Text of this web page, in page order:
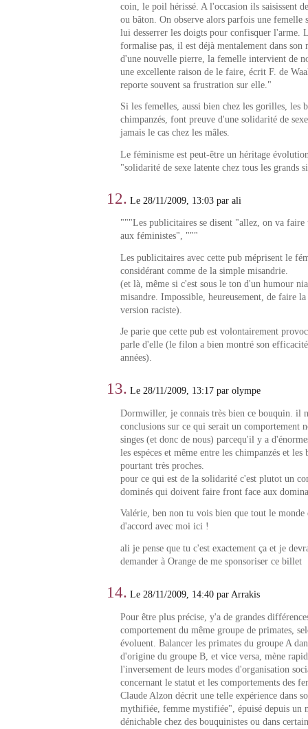
coin, le poil hérissé. A l'occasion ils saisissent
ou bâton. On observe alors parfois une femelle
lui desserrer les doigts pour confisquer l'arme.
formalise pas, il est déjà mentalement dans son
d'une nouvelle pierre, la femelle intervient de
une excellente raison de le faire, écrit F. de
reporte souvent sa frustration sur elle."
Si les femelles, aussi bien chez les gorilles, les
chimpanzés, font preuve d'une solidarité de
jamais le cas chez les mâles.
Le féminisme est peut-être un héritage
"solidarité de sexe latente chez tous les grands
12. Le 28/11/2009, 13:03 par ali
"""Les publicitaires se disent "allez, on va
aux féministes", """
Les publicitaires avec cette pub méprisent le
considérant comme de la simple misandrie.
(et là, même si c'est sous le ton d'un humour
misandre. Impossible, heureusement, de faire la
version raciste).
Je parie que cette pub est volontairement
parle d'elle (le filon a bien montré son efficacité
années).
13. Le 28/11/2009, 13:17 par olympe
Dormwiller, je connais très bien ce bouquin. il
conclusions sur ce qui serait un comportement
singes (et donc de nous) parcequ'il y a
les espéces et même entre les chimpanzés et les
pourtant très proches.
pour ce qui est de la solidarité c'est plutot un
dominés qui doivent faire front face aux
Valérie, ben non tu vois bien que tout le monde
d'accord avec moi ici !
ali je pense que tu c'est exactement ça et je
demander à Orange de me sponsoriser ce billet
14. Le 28/11/2009, 14:40 par Arrakis
Pour être plus précise, y'a de grandes
comportement du même groupe de primates,
évoluent. Balancer les primates du groupe A
d'origine du groupe B, et vice versa, mène
l'inversement de leurs modes d'organisation
concernant le statut et les comportements des
Claude Alzon décrit une telle expérience dans
mythifiée, femme mystifiée", épuisé depuis un
dénichable chez des bouquinistes ou dans